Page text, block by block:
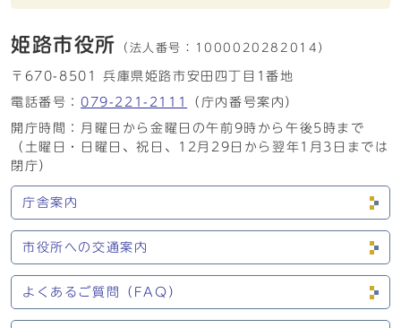
姫路市役所 （法人番号： 1000020282014）
〒670-8501 兵庫県姫路市安田四丁目1番地
電話番号： 079-221-2111
（庁内番号案内）
開庁時間：月曜日から金曜日の午前9時から午後5時まで
（土曜日・日曜日、祝日、12月29日から翌年1月3日までは
閉庁）
庁舎案内
市役所への交通案内
よくあるご質問（FAQ）